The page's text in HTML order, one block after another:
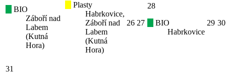
BIO
Záboří nad
Labem
(Kutná
Hora)
Plasty
Habrkovice,
Záboří nad
Labem
(Kutná
Hora)
26 27
28
BIO
Habrkovice
29 30
31